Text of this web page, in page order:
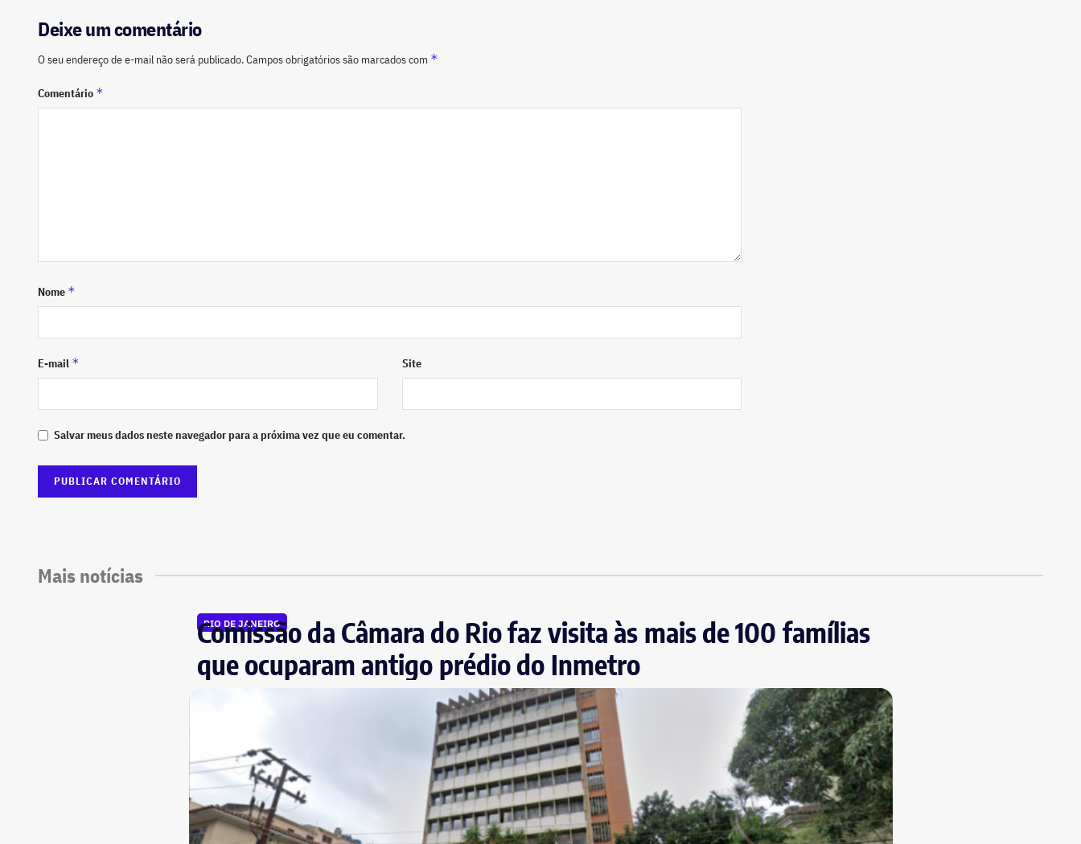
Deixe um comentário
O seu endereço de e-mail não será publicado.Campos obrigatórios são marcados com *
Comentário *
Nome *
E-mail * Site
Salvar meus dados neste navegador para a próxima vez que eu comentar.
Mais notícias
RIO DE JANEIRO
Comissão da Câmara do Rio faz visita às mais de 100 famílias
que ocuparam antigo prédio do Inmetro